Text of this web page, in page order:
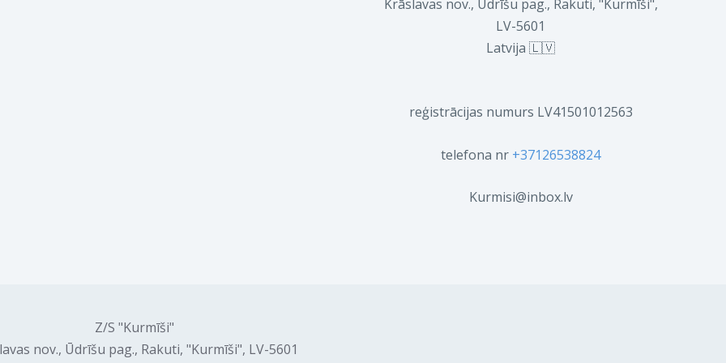
Krāslavas nov., Ūdrīšu pag., Rakuti, "Kurmīši",
LV-5601
Latvija 🇱🇻
reģistrācijas numurs LV41501012563
telefona nr +37126538824
Kurmisi@inbox.lv
Z/S "Kurmīši"
nov., Ūdrīšu pag., Rakuti, "Kurmīši", LV-5601